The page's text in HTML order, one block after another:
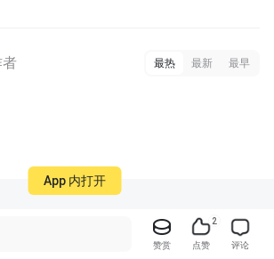
者 最热 最新 最早
赞赏
2
点赞 评论
App 内打开